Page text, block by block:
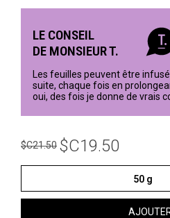
LE CONSEIL
DE MONSIEUR T.
Les feuilles peuvent être
suite, chaque fois en
oui, des fois je donne de vrais
$C21.50 $C19.50
50 g